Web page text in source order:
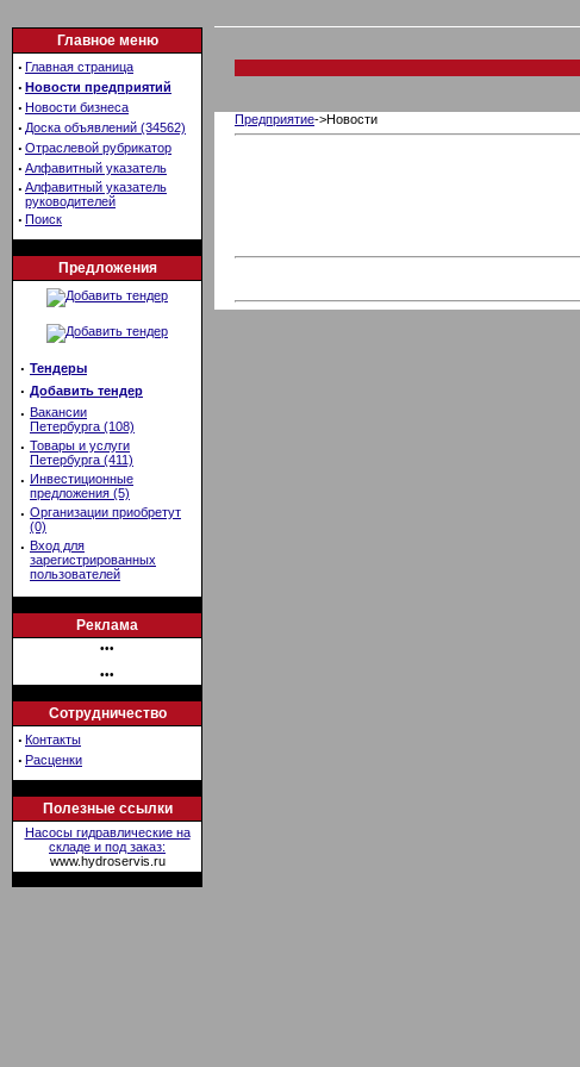
Главное меню
· Главная страница
· Новости предприятий
· Новости бизнеса
· Доска объявлений (34562)
· Отраслевой рубрикатор
· Алфавитный указатель
· Алфавитный указатель
руководителей
· Поиск
Предложения
· Тендеры
· Добавить тендер
· Вакансии
Петербурга (108)
· Товары и услуги
Петербурга (411)
· Инвестиционные
предложения (5)
· Организации приобретут
(0)
· Вход для
зарегистрированных
пользователей
Реклама
•••
•••
Сотрудничество
· Контакты
· Расценки
Полезные ссылки
Насосы гидравлические на
складе и под заказ:
www.hydroservis.ru
Предприятие->Новости